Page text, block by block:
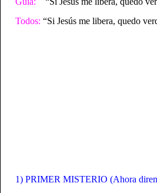
Todos: “Si Jesús me libera, quedo
1) PRIMER MISTERIO (Ahora